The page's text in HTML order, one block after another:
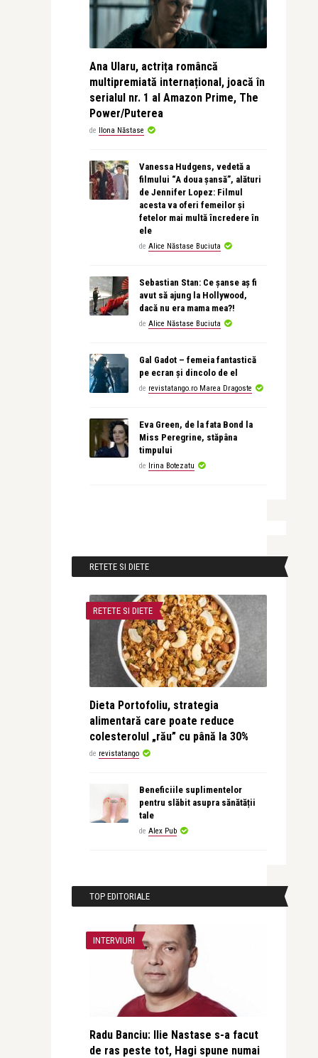
Ana Ularu, actrița româncă
multipremiată internațional, joacă în
serialul nr. 1 al Amazon Prime, The
Power/Puterea
de Ilona Năstase
Vanessa Hudgens, vedetă a
filmului “A doua șansă”, alături
de Jennifer Lopez: Filmul
acesta va oferi femeilor și
fetelor mai multă încredere în
ele
de Alice Năstase Buciuta
Sebastian Stan: Ce șanse aș fi
avut să ajung la Hollywood,
dacă nu era mama mea?!
de Alice Năstase Buciuta
Gal Gadot – femeia fantastică
pe ecran și dincolo de el
de revistatango.ro Marea Dragoste
Eva Green, de la fata Bond la
Miss Peregrine, stăpâna
timpului
de Irina Botezatu
RETETE SI DIETE
RETETE SI DIETE
Dieta Portofoliu, strategia
alimentară care poate reduce
colesterolul „rău” cu până la 30%
de revistatango
Beneficiile suplimentelor
pentru slăbit asupra sănătății
tale
de Alex Pub
TOP EDITORIALE
INTERVIURI
Radu Banciu: Ilie Nastase s-a facut
de ras peste tot, Hagi spune numai